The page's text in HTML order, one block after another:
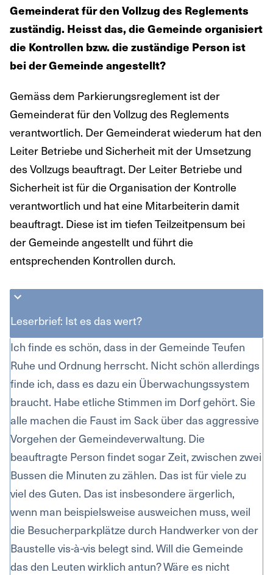
Gemeinderat für den Vollzug des Reglements
zuständig. Heisst das, die Gemeinde organisiert
die Kontrollen bzw. die zuständige Person ist
bei der Gemeinde angestellt?
Gemäss dem Parkierungsreglement ist der
Gemeinderat für den Vollzug des Reglements
verantwortlich. Der Gemeinderat wiederum hat den
Leiter Betriebe und Sicherheit mit der Umsetzung
des Vollzugs beauftragt. Der Leiter Betriebe und
Sicherheit ist für die Organisation der Kontrolle
verantwortlich und hat eine Mitarbeiterin damit
beauftragt. Diese ist im tiefen Teilzeitpensum bei
der Gemeinde angestellt und führt die
entsprechenden Kontrollen durch.
Leserbrief: Ist es das wert?
Ich finde es schön, dass in der Gemeinde Teufen
Ruhe und Ordnung herrscht. Nicht schön allerdings
finde ich, dass es dazu ein Überwachungssystem
braucht. Habe etliche Stimmen im Dorf gehört. Sie
alle machen die Faust im Sack über das aggressive
Vorgehen der Gemeindeverwaltung. Die
beauftragte Person findet sogar Zeit, zwischen zwei
Bussen die Minuten zu zählen. Das ist für viele zu
viel des Guten. Das ist insbesondere ärgerlich,
wenn man beispielsweise ausweichen muss, weil
die Besucherparkplätze durch Handwerker von der
Baustelle vis-à-vis belegt sind. Will die Gemeinde
das den Leuten wirklich antun? Wäre es nicht